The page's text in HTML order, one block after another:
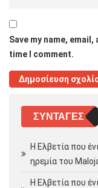
Save my name,
time I comment.
ΣΥΝΤΑΓΈΣ
Η Ελβετία που
ηρεμία του
Η Ελβετία που